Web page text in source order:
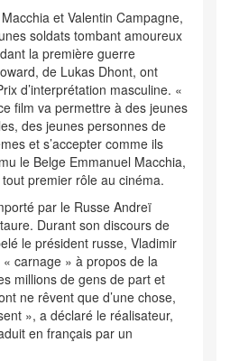
et Valentin Campagne,
soldats tombant amoureux
la première guerre
de Lukas Dhont, ont
d’interprétation masculine. «
film va permettre à des jeunes
des jeunes personnes de
et s’accepter comme ils
le Belge Emmanuel Macchia,
premier rôle au cinéma.
par le Russe Andreï
Durant son discours de
le président russe, Vladimir
carnage » à propos de la
millions de gens de part et
ne rêvent que d’une chose,
», a déclaré le réalisateur,
en français par un